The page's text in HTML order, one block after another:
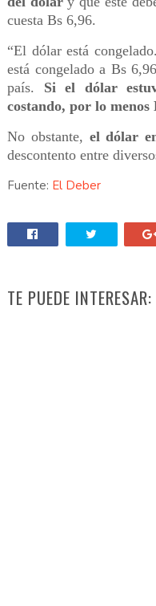
cuesta Bs 6,96.
“El dólar está
está congelado a Bs
país. Si el dólar
costando, por lo menos
No obstante, el dólar
descontento entre
Fuente: El Deber
TE PUEDE INTERESAR: